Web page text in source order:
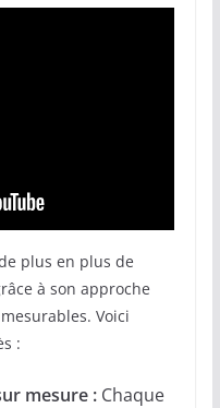
plus en plus de
à son approche
Voici
:
mesure :Chaque